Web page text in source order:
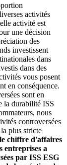
activités
activité est
une décision
des
investissent
dans
dans des
vous posent
en conséquence.
sont en
la durabilité ISS
nous
controversées
plus stricte
chiffre d'affaires
entreprises a
par ISS ESG